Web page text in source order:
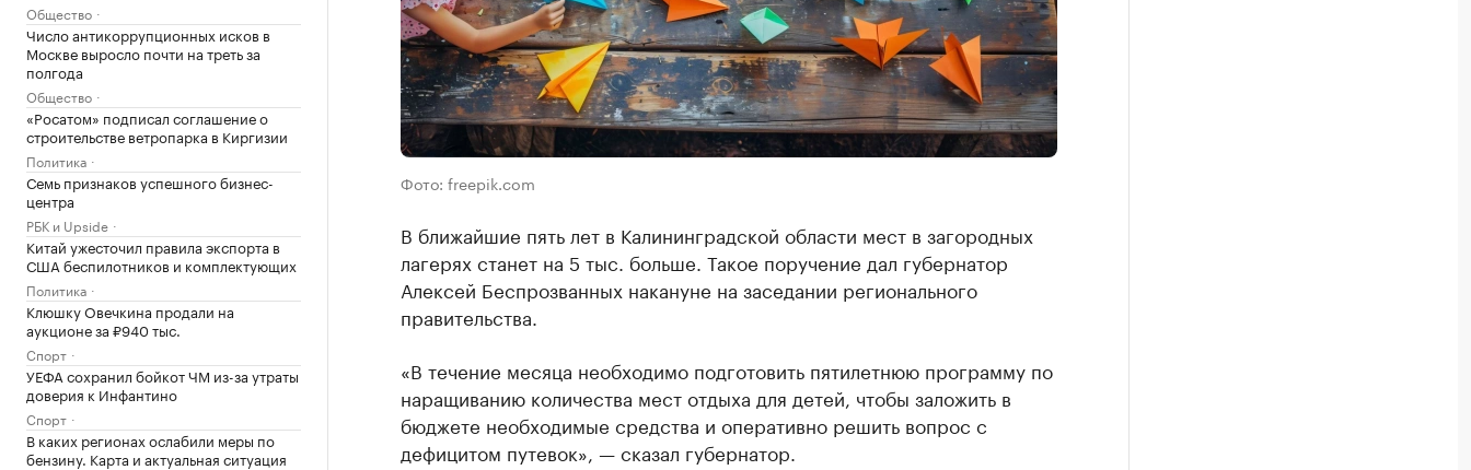
Общество
Число антикоррупционных исков в
Москве выросло почти на треть за
полгода
Общество
«Росатом» подписал соглашение о
строительстве ветропарка в Киргизии
Политика
Семь признаков успешного бизнес-
центра
РБК и Upside
Китай ужесточил правила экспорта в
США беспилотников и комплектующих
Политика
Клюшку Овечкина продали на
аукционе за ₽940 тыс.
Спорт
УЕФА сохранил бойкот ЧМ из-за утраты
доверия к Инфантино
Спорт
В каких регионах ослабили меры по
бензину. Карта и актуальная ситуация
Фото: freepik.com
В ближайшие пять лет в Калининградской области мест в загородных
лагерях станет на 5 тыс. больше. Такое поручение дал губернатор
Алексей Беспрозванных накануне на заседании регионального
правительства.
«В течение месяца необходимо подготовить пятилетнюю программу по
наращиванию количества мест отдыха для детей, чтобы заложить в
бюджете необходимые средства и оперативно решить вопрос с
дефицитом путевок», — сказал губернатор.